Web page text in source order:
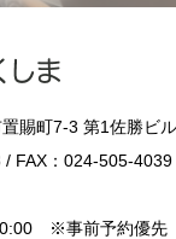
賜町7-3 第1佐勝ビ
FAX：024-505-4039
※事前予約優先